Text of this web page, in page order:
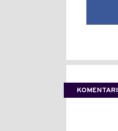
KOMENTARI